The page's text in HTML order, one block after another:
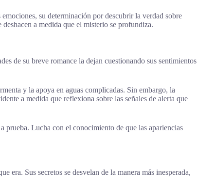
su determinación por descubrir la verdad sobre
a medida que el misterio se profundiza.
de su breve romance la dejan cuestionando sus sentimientos
y la apoya en aguas complicadas. Sin embargo, la
a medida que reflexiona sobre las señales de alerta que
prueba. Lucha con el conocimiento de que las apariencias
era. Sus secretos se desvelan de la manera más inesperada,